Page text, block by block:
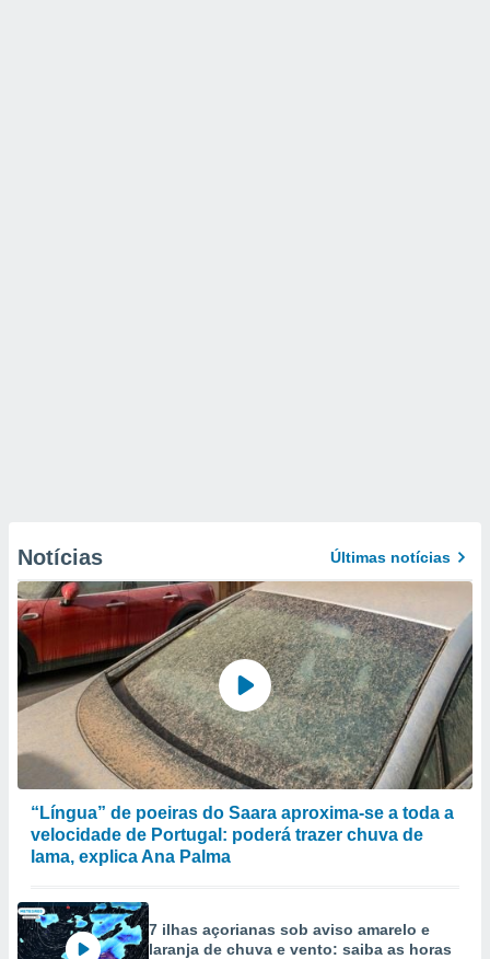
Notícias Últimas notícias
“Língua” de poeiras do Saara aproxima-se a toda a
velocidade de Portugal: poderá trazer chuva de
lama, explica Ana Palma
7 ilhas açorianas sob aviso amarelo e
laranja de chuva e vento: saiba as horas